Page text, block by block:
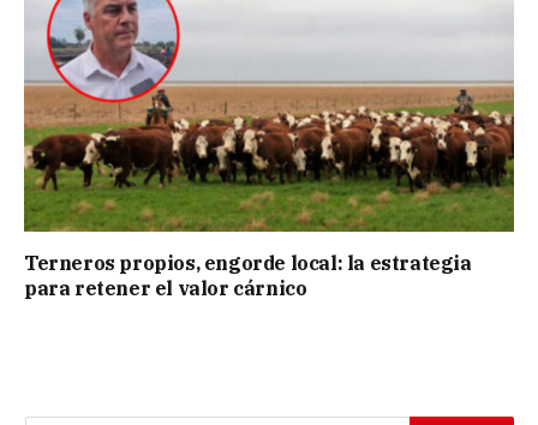
Terneros propios, engorde local: la estrategia
para retener el valor cárnico